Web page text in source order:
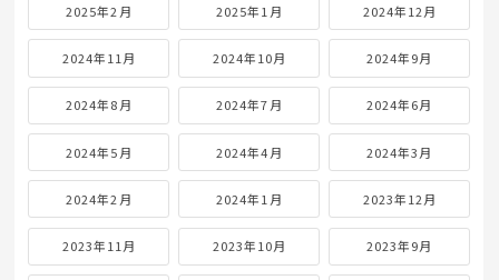
2025年2月 2025年1月 2024年12月
2024年11月 2024年10月 2024年9月
2024年8月 2024年7月 2024年6月
2024年5月 2024年4月 2024年3月
2024年2月 2024年1月 2023年12月
2023年11月 2023年10月 2023年9月